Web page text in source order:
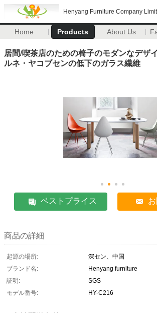
Henyang Furniture Company
Home Products About Us
居間/喫茶店のための椅子のモダンなデザ
ルネ・ヤコブセンの低下のガラス繊維
ベストプライス
商品の詳細
起源の場所:
深セン、中国
ブランド名:
Henyang furniture
証明:
SGS
モデル番号:
HY-C216